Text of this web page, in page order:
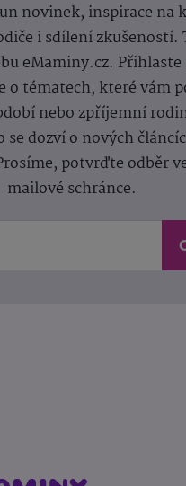
novinek, inspirace na
i sdílení zkušeností.
eMaminy.cz. Přihlaste
o tématech, které vám
nebo zpříjemní
dozví o nových
potvrďte odběr
mailové schránce.